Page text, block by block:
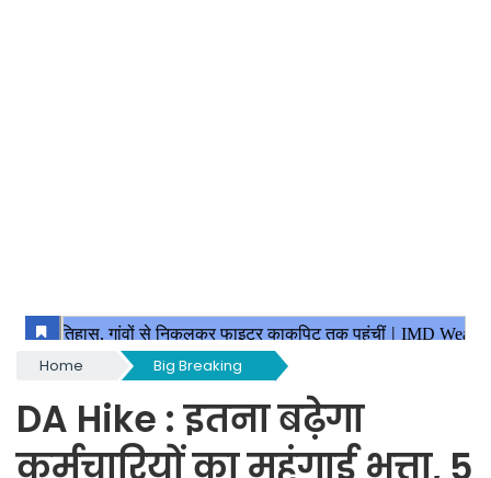
Home Big Breaking
DA Hike : इतना बढ़ेगा
कर्मचारियों का महंगाई भत्ता, 5